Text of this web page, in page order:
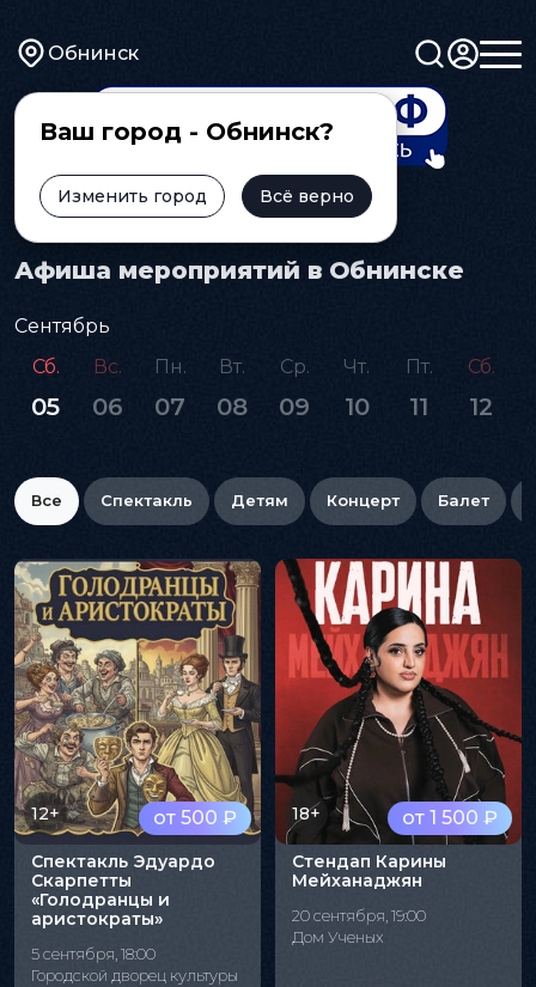
Обнинск
Ваш город - Обнинск?
Изменить город Всё верно
Главная Афиша
Афиша мероприятий в Обнинске
Сентябрь
Сб.
05
Вс.
06
Пн.
07
Вт.
08
Ср.
09
Чт.
10
Пт.
11
Сб.
12
Все Спектакль Детям Концерт Балет
от 500 ₽
12+
Спектакль Эдуардо
Скарпетты
«Голодранцы и
аристократы»
5 сентября, 18:00
Городской дворец культуры
от 1 500 ₽
18+
Стендап Карины
Мейханаджян
20 сентября, 19:00
Дом Ученых